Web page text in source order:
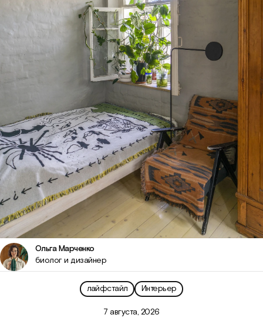
Ольга Марченко
биолог и дизайнер
лайфстайл Интерьер
7 августа, 2026